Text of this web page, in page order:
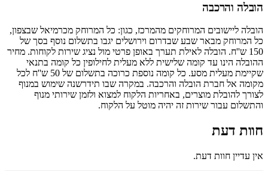
הובלה והרכבה
הובלה ליישובים המרוחקים מהמרכז, כגון: כל המרוחק מכרמיאל שבצפון,
כל המרוחק מבאר שבע שבדרום וירושלים יגבו בתשלום נוסף בסך של
150 ש''ח. הובלה לאילת תערך באופן פרטי מול נציג שירות לקוחות. מחיר
ההובלה הינו עד קומה שלישית ללא מעלית לחילופין כל קומה בתנאי
שקיימת מעלית מסע. כל קומה נוספת כרוכה בתשלום של 50 ש''ח לכל
מקומה אל חברת הובלה והרכבה. במקרה שבו תידרשנה שימוש במנוף
לצורך להובלת מוצרים, באחריות הלקוח למצוא ולזמן שירותי מנוף
והתשלום עבור שירות זה יהיה מוטל על הלקוח.
חוות דעת
אין עדיין חוות דעת.